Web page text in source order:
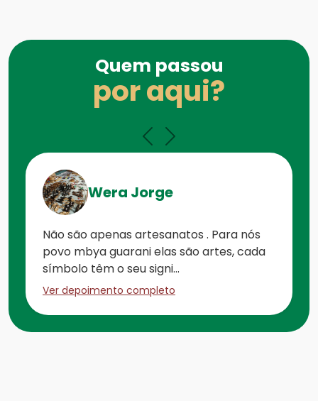
Quem passou
por aqui?
Wera Jorge
Não são apenas artesanatos . Para nós
povo mbya guarani elas são artes, cada
símbolo têm o seu signi...
Ver depoimento completo